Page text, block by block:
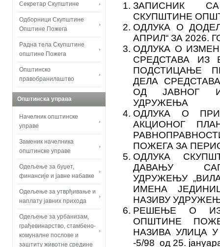
Секретар Скупштине
Одборници Скупштине
Општине Пожега
Радна тела Скупштине
општине Пожега
Општинско
правобранилаштво
Општинска управа
Начелник општинске
управе
Заменик начелника
општинске управе
Одељење за буџет,
финансије и јавне набавке
Одељење за утврђивање и
наплату јавних прихода
Одељење за урбанизам,
грађевинарство, стамбено-
комуналне послове и
заштиту животне средине
ЗАПИСНИК
СКУПШТИНЕ
ОДЛУКА О
АПРИЛ“ ЗА 2026.
ОДЛУКА О
СРЕДСТАВА ИЗ
ПОДСТИЦАЊЕ
ДЕЛА
ОД ЈАВНОГ
УДРУЖЕЊА
ОДЛУКА О
АКЦИОНОГ
ПОЖЕГА ЗА
ОДЛУКА
ДАВАЊУ
УДРУЖЕЊУ
ИМЕНА
НАЗИВУ
РЕШЕЊЕ О
ОПШТИНЕ
НАЗИВА УЛИЦА
-5/98 од 25.